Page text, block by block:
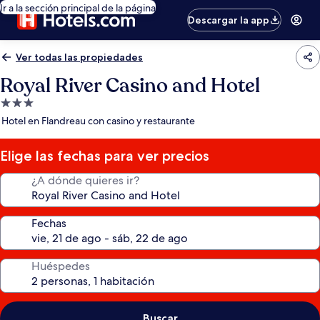
Ir a la sección principal de la página
Descargar la app
Ver todas las propiedades
Royal River Casino and Hotel
Propiedad
de
estrellas
Hotel en Flandreau con casino y restaurante
Elige las fechas para ver precios
¿A dónde quieres ir?
Fechas
Huéspedes